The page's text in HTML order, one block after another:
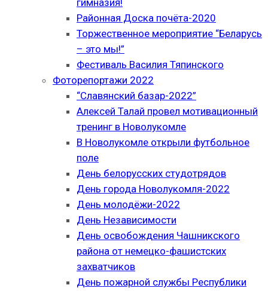
гимназия!
Районная Доска почёта-2020
Торжественное мероприятие “Беларусь
– это мы!”
Фестиваль Василия Тяпинского
Фоторепортажи 2022
“Славянский базар-2022”
Алексей Талай провел мотивационный
тренинг в Новолукомле
В Новолукомле открыли футбольное
поле
День белорусских студотрядов
День города Новолукомля-2022
День молодёжи-2022
День Независимости
День освобождения Чашникского
района от немецко-фашистских
захватчиков
День пожарной службы Республики